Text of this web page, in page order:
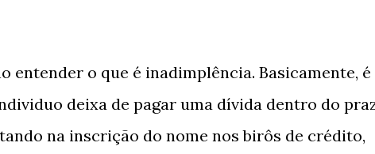
entender o que é inadimplência. Basicamente, é
deixa de pagar uma dívida dentro do
na inscrição do nome nos birôs de crédito,